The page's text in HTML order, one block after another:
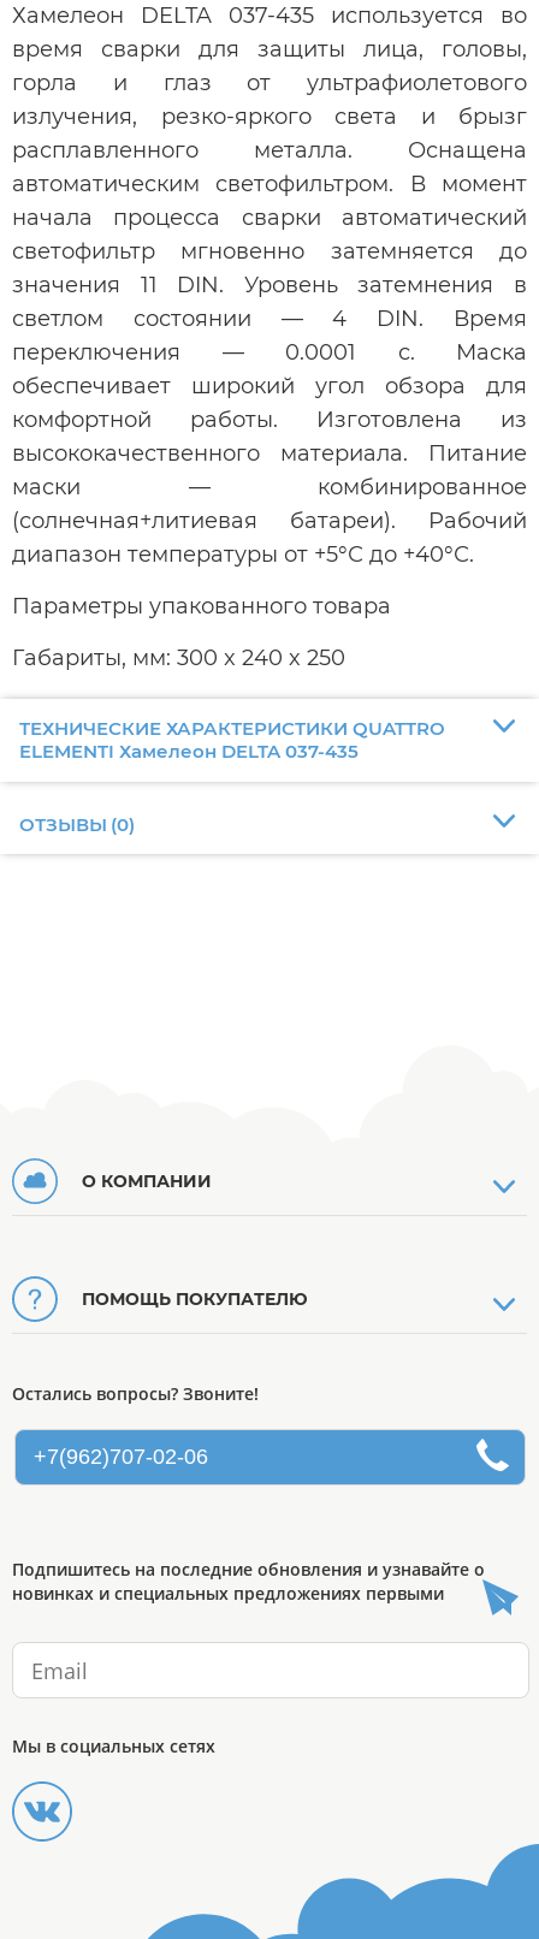
Хамелеон DELTA 037-435 используется во
время сварки для защиты лица, головы,
горла и глаз от ультрафиолетового
излучения, резко-яркого света и брызг
расплавленного металла. Оснащена
автоматическим светофильтром. В момент
начала процесса сварки автоматический
светофильтр мгновенно затемняется до
значения 11 DIN. Уровень затемнения в
светлом состоянии — 4 DIN. Время
переключения — 0.0001 с. Маска
обеспечивает широкий угол обзора для
комфортной работы. Изготовлена из
высококачественного материала. Питание
маски — комбинированное
(солнечная+литиевая батареи). Рабочий
диапазон температуры от +5°С до +40°С.
Параметры упакованного товара
Габариты, мм: 300 x 240 x 250
ТЕХНИЧЕСКИЕ ХАРАКТЕРИСТИКИ QUATTRO
ELEMENTI Хамелеон DELTA 037-435
ОТЗЫВЫ (0)
О КОМПАНИИ
ПОМОЩЬ ПОКУПАТЕЛЮ
Остались вопросы? Звоните!
+7(962)707-02-06
Подпишитесь на последние обновления и узнавайте о
новинках и специальных предложениях первыми
Мы в социальных сетях